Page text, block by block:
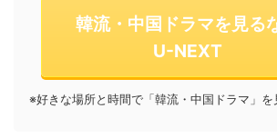
韓流・中国ドラマを見る
U-NEXT
※好きな場所と時間で「韓流・中国ドラマ」を